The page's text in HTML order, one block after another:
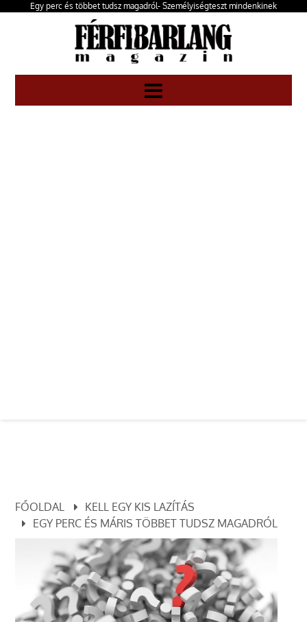
Egy perc és többet tudsz magadról- Személyiségteszt mindenkinek
FŐOLDAL
KELL EGY KIS LAZÍTÁS
EGY PERC ÉS MÁRIS TÖBBET TUDSZ MAGADRÓL